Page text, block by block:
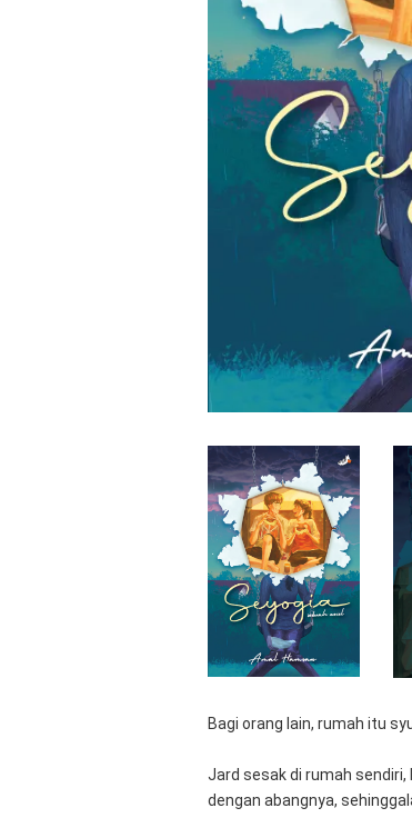
Bagi orang lain, rumah itu
Jard sesak di rumah
dengan abangnya,